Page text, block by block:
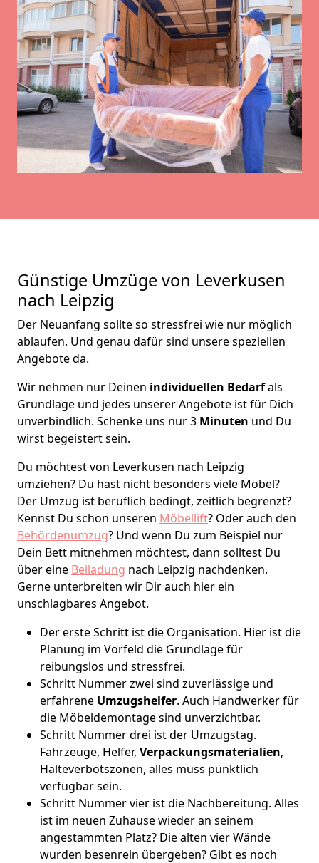
Günstige Umzüge von Leverkusen
nach Leipzig
Der Neuanfang sollte so stressfrei wie nur möglich
ablaufen. Und genau dafür sind unsere speziellen
Angebote da.
Wir nehmen nur Deinen individuellen Bedarfals
Grundlage und jedes unserer Angebote ist für Dich
unverbindlich. Schenke uns nur 3 Minuten und Du
wirst begeistert sein.
Du möchtest von Leverkusen nach Leipzig
umziehen? Du hast nicht besonders viele Möbel?
Der Umzug ist beruflich bedingt, zeitlich begrenzt?
Kennst Du schon unseren Möbellift? Oder auch den
Behördenumzug? Und wenn Du zum Beispiel nur
Dein Bett mitnehmen möchtest, dann solltest Du
über eine Beiladung nach Leipzig nachdenken.
Gerne unterbreiten wir Dir auch hier ein
unschlagbares Angebot.
Der erste Schritt ist die Organisation. Hier ist die
Planung im Vorfeld die Grundlage für
reibungslos und stressfrei.
Schritt Nummer zwei sind zuverlässige und
erfahrene Umzugshelfer. Auch Handwerker für
die Möbeldemontage sind unverzichtbar.
Schritt Nummer drei ist der Umzugstag.
Fahrzeuge, Helfer, Verpackungsmaterialien,
Halteverbotszonen, alles muss pünktlich
verfügbar sein.
Schritt Nummer vier ist die Nachbereitung. Alles
ist im neuen Zuhause wieder an seinem
angestammten Platz? Die alten vier Wände
wurden besenrein übergeben? Gibt es noch